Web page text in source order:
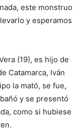
este monstruo
y esperamos
(19), es hijo de
Catamarca, Iván
la mató, se fue,
y se presentó
como si hubiese